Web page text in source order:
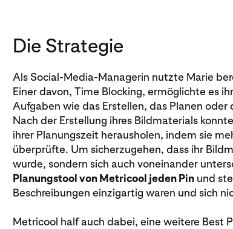
Die Strategie
Als Social-Media-Managerin nutzte Marie
Einer davon, Time Blocking, ermöglichte es
Aufgaben wie das Erstellen, das Planen
Nach der Erstellung ihres Bildmaterials
ihrer Planungszeit herausholen, indem sie
überprüfte. Um sicherzugehen, dass ihr
wurde, sondern sich auch voneinander
Planungstool von Metricool jeden Pinund
Beschreibungen einzigartig waren und sich
Metricool half auch dabei, eine weitere Best